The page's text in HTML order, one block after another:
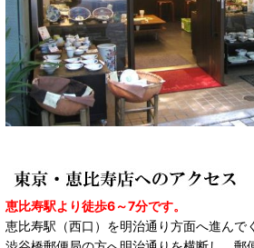
恵比寿駅より徒歩6～7分です。
恵比寿駅（西口）を明治通り方面へ進んで